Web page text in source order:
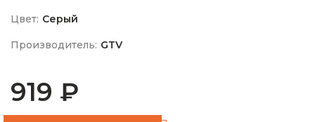
Цвет: Серый
Производитель: GTV
919 ₽